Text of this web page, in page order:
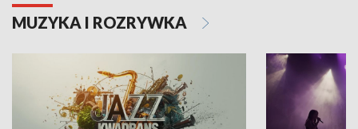
MUZYKA I ROZRYWKA